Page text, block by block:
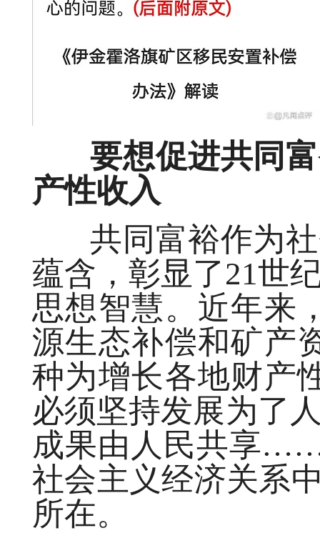
要想促进共同富
产性收入
共同富裕作为社
蕴含，彰显了21世
思想智慧。近年来
源生态补偿和矿产
种为增长各地财产
必须坚持发展为了
成果由人民共享
社会主义经济关系
所在。